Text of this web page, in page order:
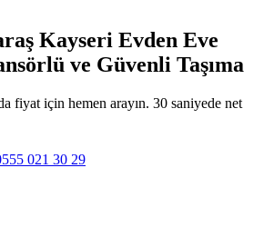
Kayseri Evden Eve
ve Güvenli Taşıma
fiyat için hemen arayın. 30 saniyede net
021 30 29